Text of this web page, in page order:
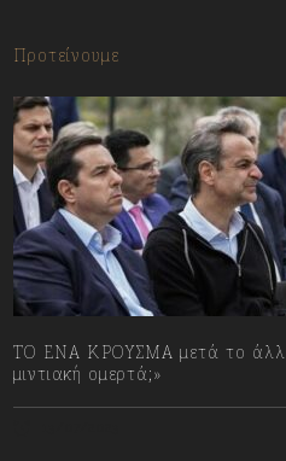
Προτείνουμε
ΤΟ ΕΝΑ ΚΡΟΥΣΜΑ μετά το
μιντιακή ομερτά;»